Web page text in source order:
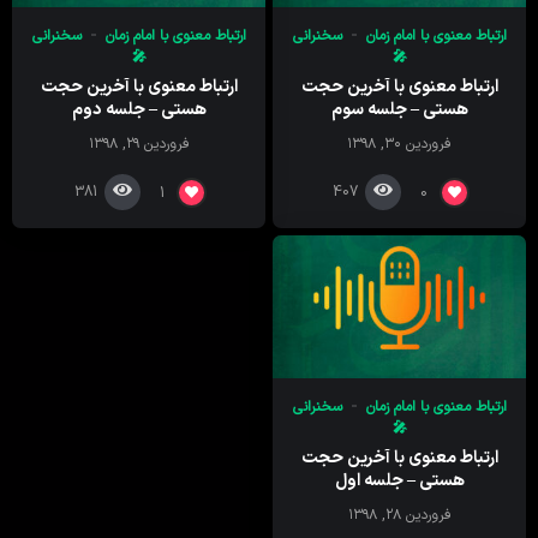
ارتباط معنوی با امام زمان
سخنرانی
🎤
ارتباط معنوی با آخرین حجت
هستی – جلسه سوم
فروردین ۳۰, ۱۳۹۸
0
407
ارتباط معنوی با امام زمان
سخنرانی
🎤
ارتباط معنوی با آخرین حجت
هستی – جلسه دوم
فروردین ۲۹, ۱۳۹۸
1
381
ارتباط معنوی با امام زمان
سخنرانی
🎤
ارتباط معنوی با آخرین حجت
هستی – جلسه اول
فروردین ۲۸, ۱۳۹۸